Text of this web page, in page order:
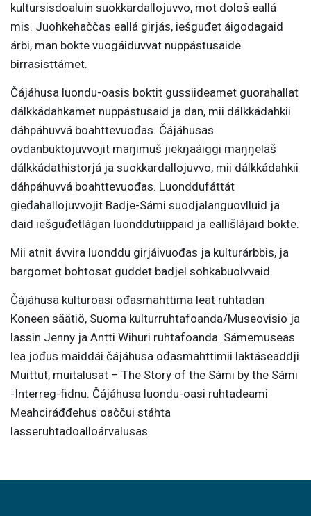
kultursisdoaluin suokkardallojuvvo, mot dološ eallá
mis. Juohkehaččas eallá girjás, iešguđet áigodagaid
árbi, man bokte vuogáiduvvat nuppástusaide
birrasisttámet.
Čájáhusa luondu-oasis boktit gussiideamet guorahallat
dálkkádahkamet nuppástusaid ja dan, mii dálkkádahkii
dáhpáhuvvá boahttevuođas. Čájáhusas
ovdanbuktojuvvojit maŋimuš jiekŋaáiggi maŋŋelaš
dálkkádathistorjá ja suokkardallojuvvo, mii dálkkádahkii
dáhpáhuvvá boahttevuođas. Luonddufáttát
gieđahallojuvvojit Badje-Sámi suodjalanguovlluid ja
daid iešguđetlágan luonddutiippaid ja eallišlájaid bokte.
Mii atnit ávvira luonddu girjáivuođas ja kulturárbbis, ja
bargomet bohtosat guddet badjel sohkabuolvvaid.
Čájáhusa kulturoasi ođasmahttima leat ruhtadan
Koneen säätiö, Suoma kulturruhtafoanda/Museovisio ja
lassin Jenny ja Antti Wihuri ruhtafoanda. Sámemuseas
lea jođus maiddái čájáhusa ođasmahttimii laktáseaddji
Muittut, muitalusat – The Story of the Sámi by the Sámi
-Interreg-fidnu. Čájáhusa luondu-oasi ruhtadeami
Meahciráđđehus oaččui stáhta
lasseruhtadoalloárvalusas.